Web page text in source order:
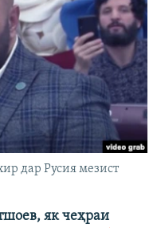
дар Русия мезист
як чеҳраи